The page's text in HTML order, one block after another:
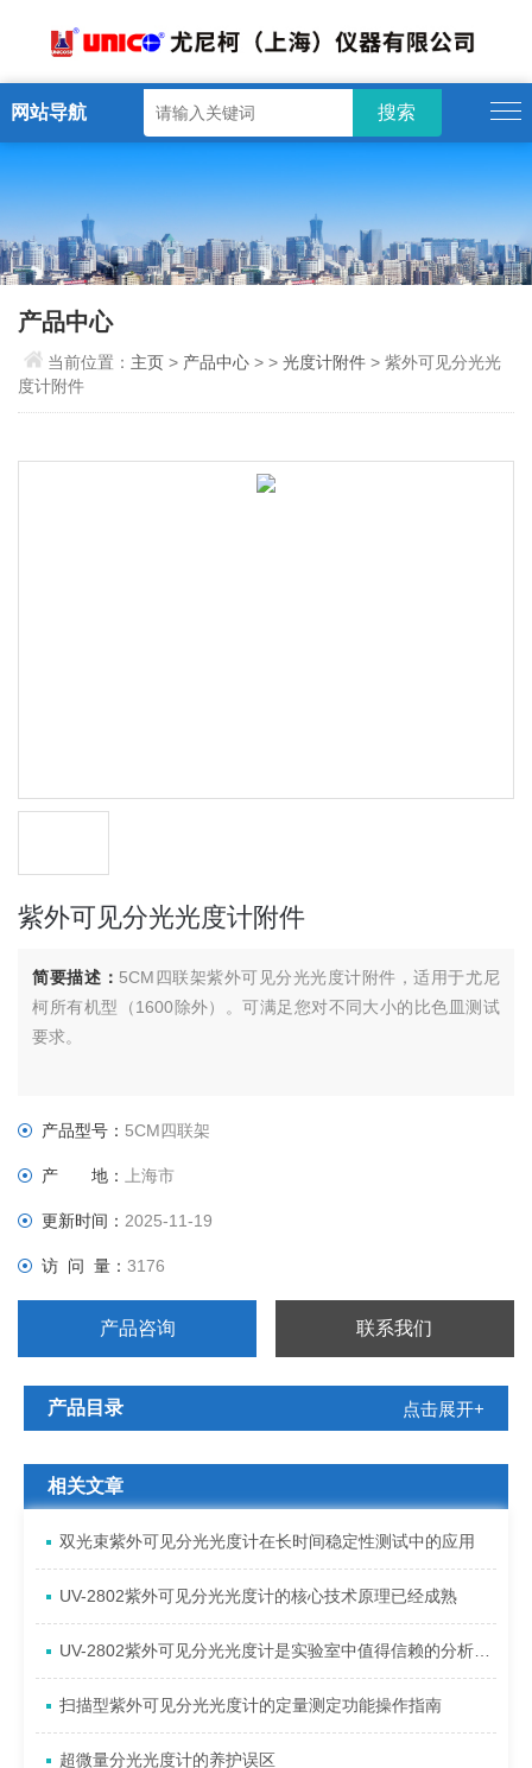
网站导航
产品中心
当前位置： 主页> 产品中心 > >光度计附件 > 紫外可见分光光
度计附件
紫外可见分光光度计附件
简要描述： 5CM四联架紫外可见分光光度计附件，适用于尤尼
柯所有机型（1600除外）。可满足您对不同大小的比色皿测试
要求。
产品型号： 5CM四联架
产 地：上海市
更新时间：2025-11-19
访 问 量：3176
产品咨询 联系我们
产品目录 点击展开+
相关文章
双光束紫外可见分光光度计在长时间稳定性测试中的应用
UV-2802紫外可见分光光度计的核心技术原理已经成熟
UV-2802紫外可见分光光度计是实验室中值得信赖的分析工具
扫描型紫外可见分光光度计的定量测定功能操作指南
超微量分光光度计的养护误区